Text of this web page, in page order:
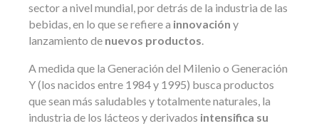
sector a nivel mundial, por detrás de la industria de las
bebidas, en lo que se refiere a innovación y
lanzamiento de nuevos productos.
A medida que la Generación del Milenio o Generación
Y (los nacidos entre 1984 y 1995) busca productos
que sean más saludables y totalmente naturales, la
industria de los lácteos y derivados intensifica su